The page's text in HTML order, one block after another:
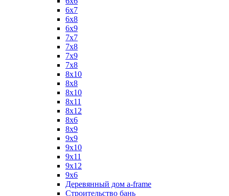
6x7
6x8
6x9
7x7
7x8
7x9
7х8
8x10
8x8
8х10
8х11
8х12
8х6
8х9
9x9
9х10
9х11
9х12
9х6
Деревянный дом a-frame
Строительство бань